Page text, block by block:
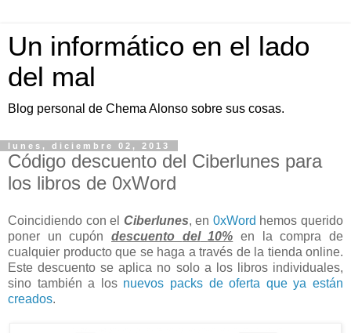
Un informático en el lado
del mal
Blog personal de Chema Alonso sobre sus cosas.
lunes, diciembre 02, 2013
Código descuento del Ciberlunes para
los libros de 0xWord
Coincidiendo con el Ciberlunes, en 0xWord hemos querido
poner un cupón descuento del 10% en la compra de
cualquier producto que se haga a través de la tienda online.
Este descuento se aplica no solo a los libros individuales,
sino también a los nuevos packs de oferta que ya están
creados.